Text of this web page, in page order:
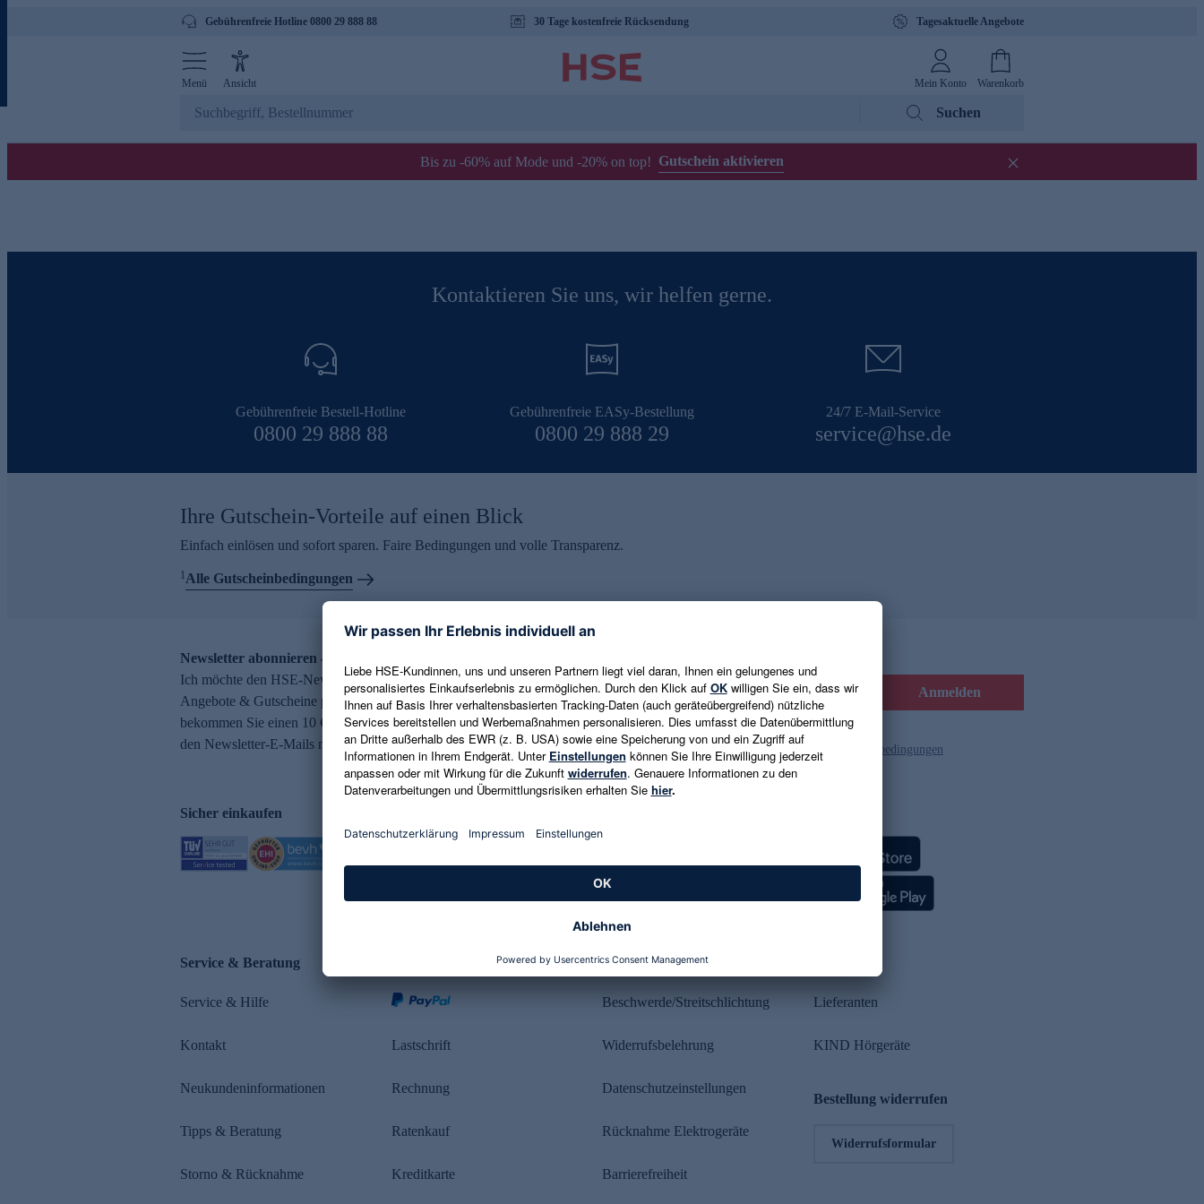
Gebührenfreie Hotline 0800 29 888 88 30 Tage kostenfreie Rücksendung Tagesaktuelle Angebote
Menü Ansicht Mein Konto Warenkorb
Suchen
Bis zu -60% auf Mode und -20% on top! Gutschein aktivieren
Kontaktieren Sie uns, wir helfen gerne.
Gebührenfreie Bestell-Hotline
0800 29 888 88
Gebührenfreie EASy-Bestellung
0800 29 888 29
24/7 E-Mail-Service
service@hse.de
Ihre Gutschein-Vorteile auf einen Blick
Einfach einlösen und sofort sparen. Faire Bedingungen und volle Transparenz.
1Alle Gutscheinbedingungen
Newsletter abonnieren – 10 € Gutschein erhalten
Ich möchte den HSE-Newsletter abonnieren und aktuelle Trends,
Angebote & Gutscheine per E-Mail erhalten. Als Dankeschön
bekommen Sie einen 10 € Gutschein. Eine Abmeldung ist jederzeit in
den Newsletter-E-Mails möglich.
E-Mail-Adresse eingeben Anmelden
Es gelten die Datenschutzrichtlinien und die Gutscheinbedingungen
Sicher einkaufen
Service & Beratung
Service & Hilfe
Kontakt
Neukundeninformationen
Tipps & Beratung
Storno & Rücknahme
Lastschrift
Rechnung
Ratenkauf
Kreditkarte
Rechtliches
Beschwerde/Streitschlichtung
Widerrufsbelehrung
Datenschutzeinstellungen
Rücknahme Elektrogeräte
Barrierefreiheit
Lieferanten
KIND Hörgeräte
Bestellung widerrufen
Widerrufsformular